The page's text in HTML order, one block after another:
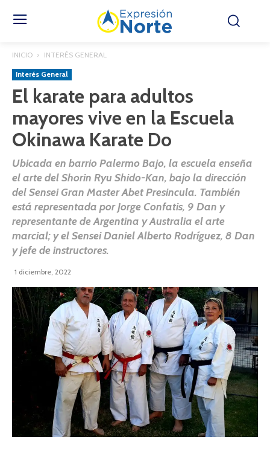
INICIO INTERÉS GENERAL
Interés General
El karate para adultos
mayores vive en la Escuela
Okinawa Karate Do
Ubicada en barrio Palermo Bajo, la escuela enseña
el arte del Shorin Ryu Shido-Kan, bajo la dirección
del Sensei Gran Master Abet Presincula. También
está representada por Jorge Confatis, 9 Dan y
representante de Argentina y Australia el arte
marcial; y el Sensei Daniel Alberto Rodríguez, 8 Dan
y jefe de instructores.
1 diciembre, 2022